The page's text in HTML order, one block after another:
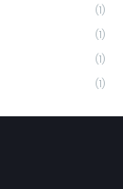
(1)
(1)
(1)
(1)